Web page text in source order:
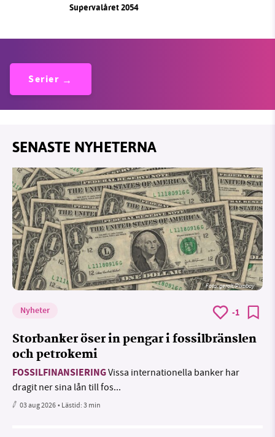
Supervalåret 2054
Serier
SENASTE NYHETERNA
Foto:geralt/Pixabay
Nyheter -1
Storbanker öser in pengar i fossilbränslen
och petrokemi
FOSSILFINANSIERINGVissa internationella banker har
dragit ner sina lån till fos...
03 aug 2026• Lästid:3 min